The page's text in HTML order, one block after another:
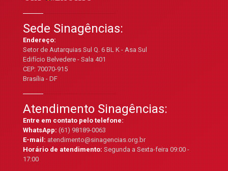
Sede Sinagências:
Endereço:
Setor de Autarquias Sul Q. 6 BL K - Asa Sul
Edifício Belvedere - Sala 401
CEP: 70070-915
Brasília - DF
Atendimento Sinagências:
Entre em contato pelo telefone:
WhatsApp:(61) 98189-0063
E-mail:atendimento@sinagencias.org.br
Horário de atendimento:Segunda a Sexta-feira 09:00 -
17:00